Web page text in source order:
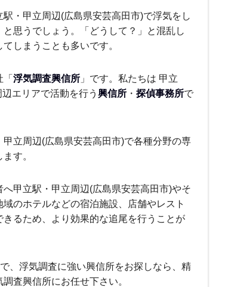
・甲立周辺(広島県安芸高田市)で浮気をし
思うでしょう。「どうして？」と混乱し
しまうことも多いです。
「浮気調査興信所 」です。私たちは 甲立
エリアで活動を行う 興信所 ・ 探偵事務所で
立周辺(広島県安芸高田市)で各種分野の専
す。
甲立駅・甲立周辺(広島県安芸高田市)やそ
のホテルなどの宿泊施設、店舗やレスト
るため、より効果的な追尾を行うことが
、浮気調査に強い興信所をお探しなら、精
査興信所にお任せ下さい。